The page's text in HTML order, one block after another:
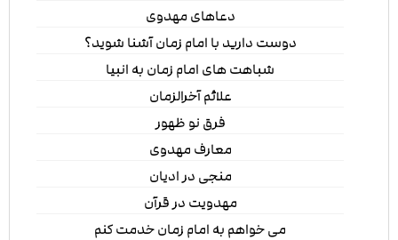
دعاهای مهدوی
دوست دارید با امام زمان آشنا شوید؟
شباهت های امام زمان به انبیا
علائم آخرالزمان
فرق نو ظهور
معارف مهدوی
منجی در ادیان
مهدویت در قرآن
می خواهم به امام زمان خدمت کنم